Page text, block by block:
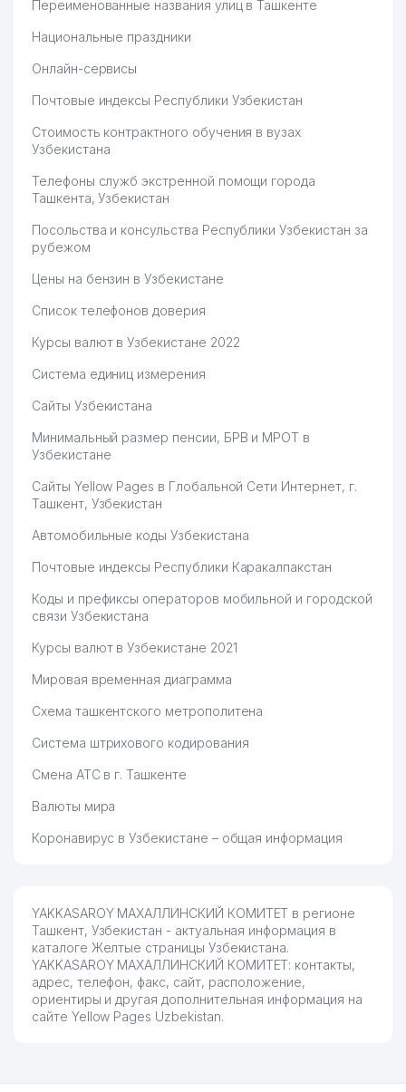
Переименованные названия улиц в Ташкенте
Национальные праздники
Онлайн-сервисы
Почтовые индексы Республики Узбекистан
Стоимость контрактного обучения в вузах
Узбекистана
Телефоны служб экстренной помощи города
Ташкента, Узбекистан
Посольства и консульства Республики Узбекистан за
рубежом
Цены на бензин в Узбекистане
Список телефонов доверия
Курсы валют в Узбекистане 2022
Система единиц измерения
Сайты Узбекистана
Минимальный размер пенсии, БРВ и МРОТ в
Узбекистане
Сайты Yellow Pages в Глобальной Сети Интернет, г.
Ташкент, Узбекистан
Автомобильные коды Узбекистана
Почтовые индексы Республики Каракалпакстан
Коды и префиксы операторов мобильной и городской
связи Узбекистана
Курсы валют в Узбекистане 2021
Мировая временная диаграмма
Схема ташкентского метрополитена
Система штрихового кодирования
Смена АТС в г. Ташкенте
Валюты мира
Коронавирус в Узбекистане – общая информация
YAKKASAROY МАХАЛЛИНСКИЙ КОМИТЕТ в регионе
Ташкент, Узбекистан - актуальная информация в
каталоге Желтые страницы Узбекистана.
YAKKASAROY МАХАЛЛИНСКИЙ КОМИТЕТ: контакты,
адрес, телефон, факс, сайт, расположение,
ориентиры и другая дополнительная информация на
сайте Yellow Pages Uzbekistan.